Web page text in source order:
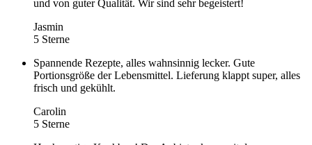
und von guter Qualität. Wir sind sehr begeistert!
Jasmin
5 Sterne
Spannende Rezepte, alles wahnsinnig lecker. Gute
Portionsgröße der Lebensmittel. Lieferung klappt super, alles
frisch und gekühlt.
Carolin
5 Sterne